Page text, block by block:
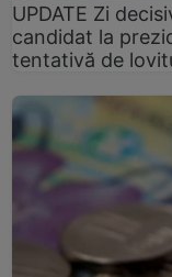
UPDATE Zi
candidat la
tentativă de